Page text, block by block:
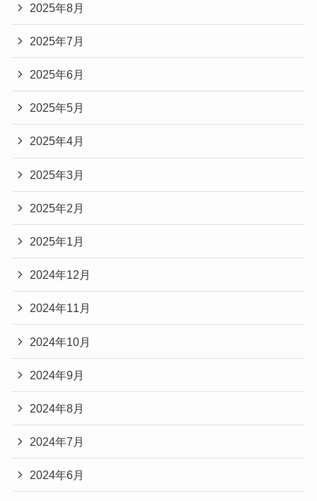
2025年8月
2025年7月
2025年6月
2025年5月
2025年4月
2025年3月
2025年2月
2025年1月
2024年12月
2024年11月
2024年10月
2024年9月
2024年8月
2024年7月
2024年6月